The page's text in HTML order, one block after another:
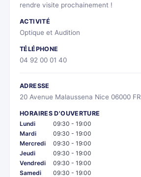
rendre visite prochainement !
ACTIVITÉ
Optique et Audition
TÉLÉPHONE
04 92 00 01 40
ADRESSE
20 Avenue Malaussena Nice 06000 FR
HORAIRES D'OUVERTURE
Lundi
09:30 - 19:00
Mardi
09:30 - 19:00
Mercredi
09:30 - 19:00
Jeudi
09:30 - 19:00
Vendredi
09:30 - 19:00
Samedi
09:30 - 19:00